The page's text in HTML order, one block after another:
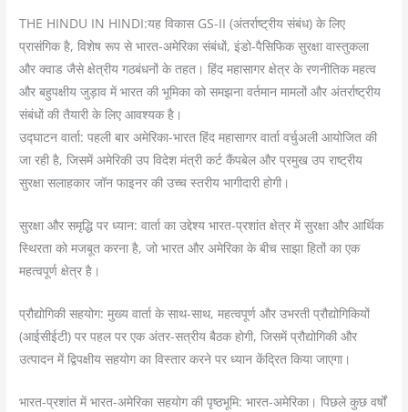
THE HINDU IN HINDI:यह विकास GS-II (अंतर्राष्ट्रीय संबंध) के लिए
प्रासंगिक है, विशेष रूप से भारत-अमेरिका संबंधों, इंडो-पैसिफिक सुरक्षा वास्तुकला
और क्वाड जैसे क्षेत्रीय गठबंधनों के तहत। हिंद महासागर क्षेत्र के रणनीतिक महत्व
और बहुपक्षीय जुड़ाव में भारत की भूमिका को समझना वर्तमान मामलों और अंतर्राष्ट्रीय
संबंधों की तैयारी के लिए आवश्यक है।
उद्घाटन वार्ता: पहली बार अमेरिका-भारत हिंद महासागर वार्ता वर्चुअली आयोजित की
जा रही है, जिसमें अमेरिकी उप विदेश मंत्री कर्ट कैंपबेल और प्रमुख उप राष्ट्रीय
सुरक्षा सलाहकार जॉन फाइनर की उच्च स्तरीय भागीदारी होगी।
सुरक्षा और समृद्धि पर ध्यान: वार्ता का उद्देश्य भारत-प्रशांत क्षेत्र में सुरक्षा और आर्थिक
स्थिरता को मजबूत करना है, जो भारत और अमेरिका के बीच साझा हितों का एक
महत्वपूर्ण क्षेत्र है।
प्रौद्योगिकी सहयोग: मुख्य वार्ता के साथ-साथ, महत्वपूर्ण और उभरती प्रौद्योगिकियों
(आईसीईटी) पर पहल पर एक अंतर-सत्रीय बैठक होगी, जिसमें प्रौद्योगिकी और
उत्पादन में द्विपक्षीय सहयोग का विस्तार करने पर ध्यान केंद्रित किया जाएगा।
भारत-प्रशांत में भारत-अमेरिका सहयोग की पृष्ठभूमि: भारत-अमेरिका। पिछले कुछ वर्षों